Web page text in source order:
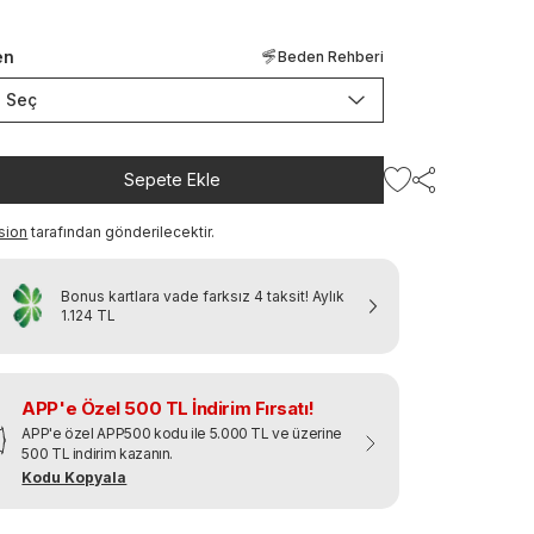
Beden Rehberi
Seç
Sepete Ekle
tarafından gönderilecektir.
Bonus kartlara vade farksız 4 taksit! Aylık
1.124 TL
APP'e Özel 500 TL İndirim Fırsatı!
APP'e özel APP500 kodu ile 5.000 TL ve üzerine
500 TL indirim kazanın.
Kodu Kopyala